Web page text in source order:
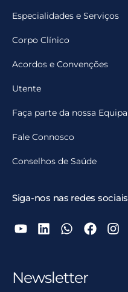
Especialidades e Serviços
Corpo Clínico
Acordos e Convenções
Utente
Faça parte da nossa Equipa
Fale Connosco
Conselhos de Saúde
Siga-nos nas redes sociais
Newsletter